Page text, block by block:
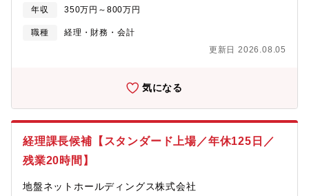
現へと導く財務戦略を創ること。単なる管理や分析にとどまら
ず、経営・事業責任者の“対話パートナー”として、未来を設計する
を、財務部門を率いる、重要ポジションです。?キャリアステップ
Leader） - 現場を理解し、財務基盤の整備を推進◆1～2年
Manager - グループ各社の財務ハブとして、経営に助言◆2～3
年 Manager以上／CFO候補 - 経営陣と共に中長期経営戦略を
描く?NXの財務ポジションの魅力 ￣￣￣￣￣￣￣￣￣￣￣￣￣￣
￣￣◆ 経営に直結する財務戦略ポジション 数字を扱うだけでな
く、「経営を設計する財務」として経営層の意思決定に深く関わ
れます。 自らの分析・提言が、事業投資・M&A・新規事業の判
するのは1社ではなく、個性豊かな18社、そして未来の100事
年収 350万円～800万円
職種
経理・財務・会計
更新日 2026.08.05
気になる
経理課長候補【スタンダード上場／年休125日／
残業20時間】
地盤ネットホールディングス株式会社